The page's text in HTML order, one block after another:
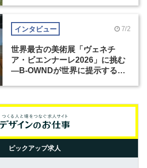
インタビュー 7/2
世界最古の美術展「ヴェネチ
ア・ビエンナーレ2026」に挑む
―B-OWNDが世界に提示する美
ピックアップ求人